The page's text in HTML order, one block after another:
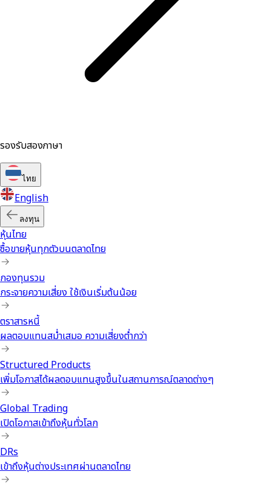
รองรับสองภาษา
ไทย
English
ลงทุน
หุ้นไทย
ซื้อขายหุ้นทุกตัวบนตลาดไทย
กองทุนรวม
กระจายความเสี่ยง ใช้เงินเริ่มต้นน้อย
ตราสารหนี้
ผลตอบแทนสม่ำเสมอ ความเสี่ยงต่ำกว่า
Structured Products
เพิ่มโอกาสได้ผลตอบแทนสูงขึ้นในสถานการณ์ตลาดต่างๆ
Global Trading
เปิดโอกาสเข้าถึงหุ้นทั่วโลก
DRs
เข้าถึงหุ้นต่างประเทศผ่านตลาดไทย